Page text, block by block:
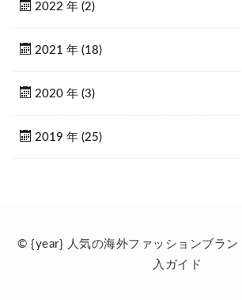
2022 年 (2)
2021 年 (18)
2020 年 (3)
2019 年 (25)
© {year} 人気の海外ファッションブラン
入ガイド